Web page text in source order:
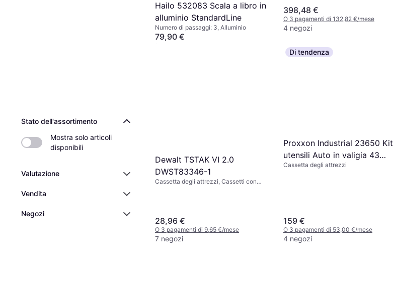
Stato dell'assortimento
Mostra solo articoli
disponibili
Valutazione
Vendita
Negozi
Hailo 532083 Scala a libro in
alluminio StandardLine
Numero di passaggi: 3, Alluminio
79,90 €
398,48 €
O 3 pagamenti di 132,82 €/mese
4 negozi
Dewalt TSTAK VI 2.0
DWST83346-1
Cassetta degli attrezzi, Cassetti con
28,96 €
O 3 pagamenti di 9,65 €/mese
7 negozi
Di tendenza
Proxxon Industrial 23650 Kit
utensili Auto in valigia 43
parti
Cassetta degli attrezzi
159 €
O 3 pagamenti di 53,00 €/mese
4 negozi